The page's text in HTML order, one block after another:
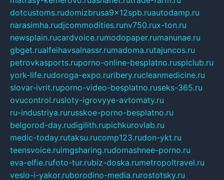
dotcustoms.rudomizbrusa9x12spb.ruautodamp.ru
narasimha.rudjcommodities.runv750.rux-ton.ru
newsplain.rucardvoice.rumodopaper.rumanunae.ru
gbget.rualfeihavsalnassr.rumadoma.rutajuncos.ru
petrovkasports.ruporno-online-besplatno.rusplclub.ru
york-life.rudoroga-expo.ruribery.rucleanmedicine.ru
slovar-ivrit.ruporno-video-besplatno.ruseks-365.ru
ovucontrol.rusloty-igrovyye-avtomaty.ru
ru-industriya.rurusskoe-porno-besplatno.ru
belgorod-day.rudigilith.rupichkurovlab.ru
medic-today.rutaksu.rucomp123.rudon-ykt.ru
teensvoice.ruimgsharing.rudomashnee-porno.ru
eva-elfie.rufoto-tur.rubiz-doska.rumetropoltravel.ru
veslo-i-yakor.ruborodino-media.rurostotsky.ru